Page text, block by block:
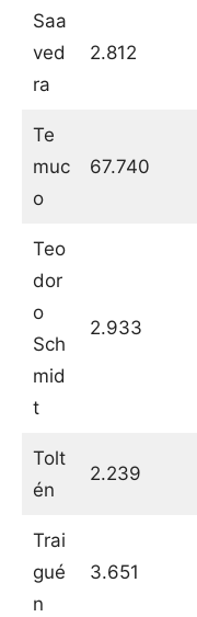
Saa
ved
ra
2.812
Te
muc
o
67.740
Teo
dor
o
Sch
mid
t
2.933
Tolt
én
2.239
Trai
gué
n
3.651